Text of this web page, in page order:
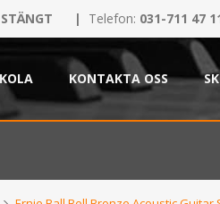
STÄNGT | Telefon: 031-711 47
KONTAKTA OSS